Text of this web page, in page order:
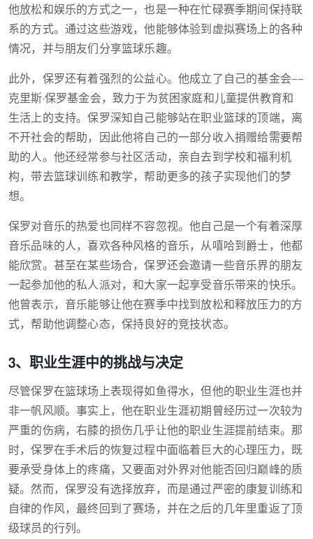
他放松和娱乐的方式之一，也是一种在忙碌赛季期间保持联
系的方式。通过这些游戏，他能够体验到虚拟赛场上的各种
情况，并与朋友们分享篮球乐趣。
此外，保罗还有着强烈的公益心。他成立了自己的基金会——
克里斯·保罗基金会，致力于为贫困家庭和儿童提供教育和
生活上的支持。保罗深知自己能够站在职业篮球的顶端，离
不开社会的帮助，因此他将自己的一部分收入捐赠给需要帮
助的人。他还经常参与社区活动，亲自去到学校和福利机
构，带去篮球训练和教学，帮助更多的孩子实现他们的梦
想。
保罗对音乐的热爱也同样不容忽视。他自己是一个有着深厚
音乐品味的人，喜欢各种风格的音乐，从嘻哈到爵士，他都
能欣赏。甚至在某些场合，保罗还会邀请一些音乐界的朋友
一起参加他的私人派对，和大家一起享受音乐带来的快乐。
他曾表示，音乐能够让他在赛季中找到放松和释放压力的方
式，帮助他调整心态，保持良好的竞技状态。
3、职业生涯中的挑战与决定
尽管保罗在篮球场上表现得如鱼得水，但他的职业生涯也并
非一帆风顺。事实上，他在职业生涯初期曾经历过一次较为
严重的伤病，右膝的损伤几乎让他的职业生涯提前结束。那
时，保罗在手术后的恢复过程中面临着巨大的心理压力，既
要承受身体上的疼痛，又要面对外界对他能否回归巅峰的质
疑。然而，保罗没有选择放弃，而是通过严密的康复训练和
自律的作风，最终回到了赛场，并在之后的几年里重返了顶
级球员的行列。